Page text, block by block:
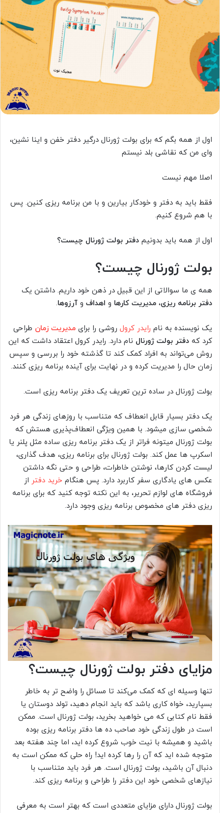
اول از همه بگم که برای بولت ژورنال درگیر دفتر خفن و اینا نشین،
وای من که نقاشی بلد نیستم
اصلا مهم نیست
فقط باید به دفتر و خودکار بیارین و با من برنامه ریزی کنین. پس
با هم شروع کنیم.
اول از همه باید بدونیم دفتر بولت ژورنال چیست؟
بولت ژورنال چیست؟
همه ی ما سوالاتی از این قبیل در ذهن خود داریم. داشتن یک
دفتر برنامه‌ ریزی، مدیریت کارها و اهداف و آرزوها.
یک نویسنده به نام رایدر کرول روشی را برای مدیریت زمان طراحی
کرد که دفتر بولت ژورنال نام دارد. رایدر کرول اعتقاد داشت که این
روش می‌تواند به افراد کمک کند تا گذشته خود را بررسی و سپس
زمان حال را مدیریت کرده و در نهایت برای آینده برنامه‌ ریزی کنند.
بولت ژورنال در ساده ترین تعریف یک دفتر برنامه ریزی است.
یک دفتر بسیار قابل انعطاف که متناسب با روزهای زندگی هر فرد
شخصی سازی میشود. با همین ویژگی انعطاف‌پذیری هستش که
بولت ژورنال میتونه فراتر از یک دفتر برنامه ریزی ساده مثل پلنر یا
اسکرپ ها عمل کند. بولت ژورنال برای برنامه ریزی، هدف گذاری،
لیست کردن کارها، نوشتن خاطرات، طراحی و حتی نگه داشتن
عکس های یادگاری سفر کاربرد دارد. پس هنگام خرید دفتر از
فروشگاه های لوازم تحریر، به این نکته توجه کنید که برای برنامه
ریزی دفتر های مخصوص برنامه ریزی وجود دارد.
مزایای دفتر بولت ژورنال چیست؟
تنها وسیله ای که کمک می‌کند تا مسائل را واضح ‌تر به خاطر
بسپارید، خواه کاری باشد که باید انجام دهید، تولد دوستان یا
فقط نام کتابی که می‌ خواهید بخرید، بولت ژورنال است. ممکن
است در طول زندگی خود صاحب ده‌ ها دفتر برنامه‌ ریزی بوده
باشید و همیشه با نیت خوب شروع کرده‌ اید، اما چند هفته بعد
متوجه شده ‌اید که آن را رها کرده‌ اید! راه حلی که ممکن است به
دنبال آن باشید، بولت ژورنال است. هر فرد باید متناسب با
نیازهای شخصی خود این دفتر را طراحی و برنامه ریزی کند.
بولت ژورنال دارای مزایای متعددی است که بهتر است به معرفی